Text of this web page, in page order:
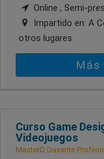
Online , Semi-
Impartido en: A
otros lugares
Curso Game
Videojuegos
MasterD Davante